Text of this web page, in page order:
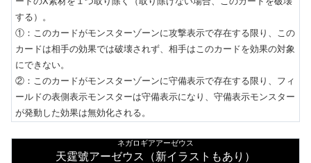
する）。
①：このカードがモンスターゾーンに攻撃表示で存在する限り、この
カードは相手の効果では破壊されず、相手はこのカードを効果の対象
にできない。
②：このカードがモンスターゾーンに守備表示で存在する限り、フィ
ールドの表側表示モンスターは守備表示になり、守備表示モンスター
が発動した効果は無効化される。
ネガロギアアーゼウス
天霆號アーゼウス（新イラストもあり）